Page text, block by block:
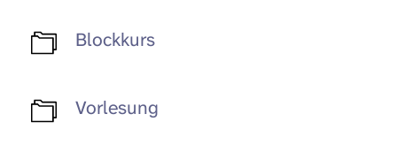
Blockkurs
Vorlesung